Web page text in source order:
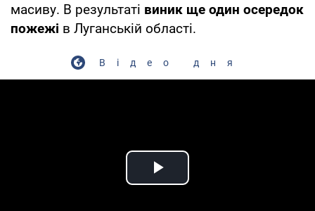
масиву. В результаті виник ще один осередок
пожежі в Луганській області.
Відео дня
Play Video